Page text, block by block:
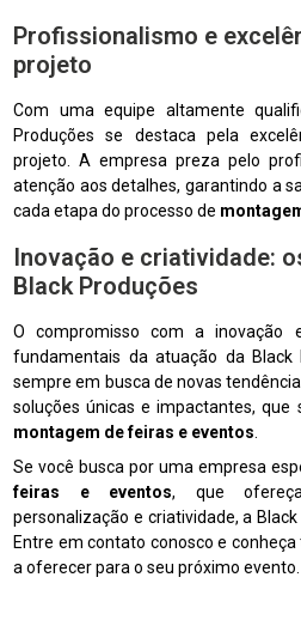
Profissionalismo e
projeto
Com uma equipe altamente
Produções se destaca pela
projeto. A empresa preza pelo
atenção aos detalhes, garantindo a
cada etapa do processo de
Inovação e criatividade:
Black Produções
O compromisso com a inovação
fundamentais da atuação da Black
sempre em busca de novas
soluções únicas e impactantes,
montagem de feiras e eventos
Se você busca por uma empresa
feiras e eventos, que
personalização e criatividade, a
Entre em contato conosco e
a oferecer para o seu próximo evento.